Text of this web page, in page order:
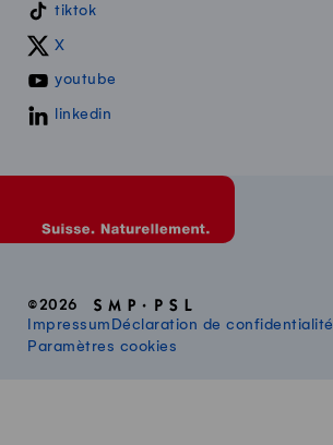
tiktok
X
youtube
linkedin
©2026
Impressum Déclaration de confidentialité
Paramètres cookies